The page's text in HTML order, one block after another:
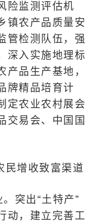
险监测评估机
镇农产品质量安
管检测队伍，强
深入实施地理标
产品生产基地，
牌精品培育计
定农业农村展会
交易会、中国国
民增收致富渠道
突出“土特产”
动，建立完善工